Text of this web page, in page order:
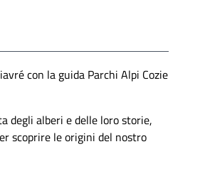
con la guida Parchi Alpi Cozie
degli alberi e delle loro storie,
scoprire le origini del nostro